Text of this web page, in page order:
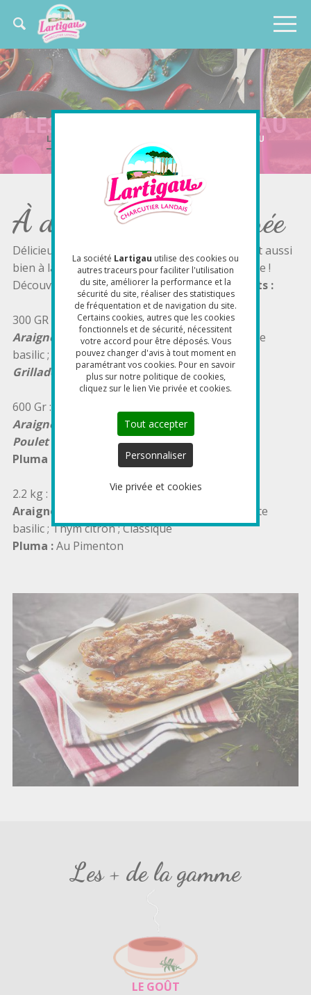
Aller
au
contenu
Navigation
principale
Chercher
dans
ce
site
LES GRILLADES LARTIGAU
LES GRILLADES LARTIGAU
LES TERRINES LARTIGAU
LES VIANDES CUITES LARTIGAU
À déguster toute l'année
Délicieusement tendres, nos grillades se cuisent aussi
bien à la plancha l'été qu'à la poêle toute l'année !
Découvrez sans attendrenos délicieux produits :
300 GR :
Araignées
5 baies ; Piment d'espelette ; Tomate
basilic ; Thym citron ; Classique
Grillade
Piment d'espelette ; provencale
600 Gr :
Araignées
Classique ; Piment d'espelette
Poulet:
Aux épices douces
Pluma :
2.2 kg :
Araignées :
5 baies ; Piment d'espelette ; Tomate
basilic ; Thym citron ; Classique
Pluma :Au Pimenton
Les + de la gamme
LE GOÛT
Panneau de gestion des cookies
La société Lartigau utilise des cookies ou
autres traceurs pour faciliter l'utilisation
du site, améliorer la performance et la
sécurité du site, réaliser des statistiques
de fréquentation et de navigation du site.
Certains cookies, autres que les cookies
fonctionnels et de sécurité, nécessitent
votre accord pour être déposés. Vous
pouvez changer d'avis à tout moment en
paramétrant vos cookies. Pour en savoir
plus sur notre politique de cookies,
cliquez sur le lien Vie privée et cookies.
Tout accepter
Personnaliser
Vie privée et cookies